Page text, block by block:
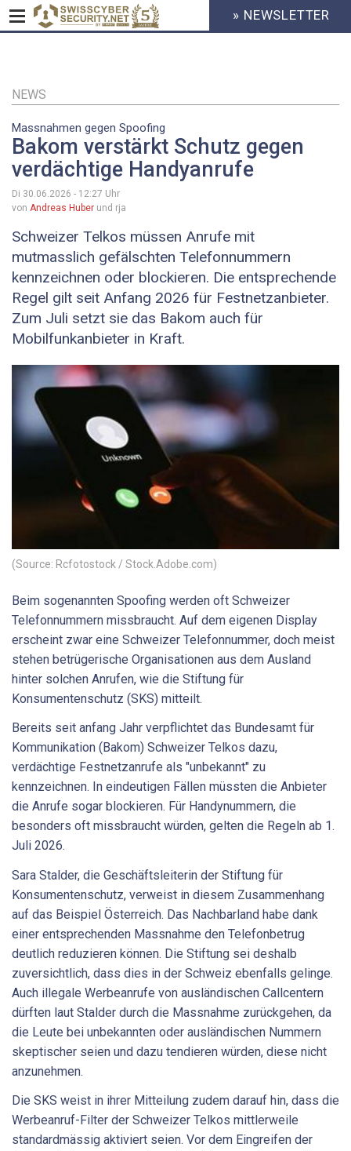
Inhalt
HEADER
MENU
» NEWSLETTER
NEWS
Massnahmen gegen Spoofing
Bakom verstärkt Schutz gegen
verdächtige Handyanrufe
Di 30.06.2026 - 12:27 Uhr
von Andreas Huber und rja
Schweizer Telkos müssen Anrufe mit
mutmasslich gefälschten Telefonnummern
kennzeichnen oder blockieren. Die entsprechende
Regel gilt seit Anfang 2026 für Festnetzanbieter.
Zum Juli setzt sie das Bakom auch für
Mobilfunkanbieter in Kraft.
(Source: Rcfotostock / Stock.Adobe.com)
Beim sogenannten Spoofing werden oft Schweizer
Telefonnummern missbraucht. Auf dem eigenen Display
erscheint zwar eine Schweizer Telefonnummer, doch meist
stehen betrügerische Organisationen aus dem Ausland
hinter solchen Anrufen, wie die Stiftung für
Konsumentenschutz (SKS) mitteilt.
Bereits seit anfang Jahr verpflichtet das Bundesamt für
Kommunikation (Bakom) Schweizer Telkos dazu,
verdächtige Festnetzanrufe als "unbekannt" zu
kennzeichnen. In eindeutigen Fällen müssten die Anbieter
die Anrufe sogar blockieren. Für Handynummern, die
besonders oft missbraucht würden, gelten die Regeln ab 1.
Juli 2026.
Sara Stalder, die Geschäftsleiterin der Stiftung für
Konsumentenschutz, verweist in diesem Zusammenhang
auf das Beispiel Österreich. Das Nachbarland habe dank
einer entsprechenden Massnahme den Telefonbetrug
deutlich reduzieren können. Die Stiftung sei deshalb
zuversichtlich, dass dies in der Schweiz ebenfalls gelinge.
Auch illegale Werbeanrufe von ausländischen Callcentern
dürften laut Stalder durch die Massnahme zurückgehen, da
die Leute bei unbekannten oder ausländischen Nummern
skeptischer seien und dazu tendieren würden, diese nicht
anzunehmen.
Die SKS weist in ihrer Mitteilung zudem darauf hin, dass die
Werbeanruf-Filter der Schweizer Telkos mittlerweile
standardmässig aktiviert seien. Vor dem Eingreifen der